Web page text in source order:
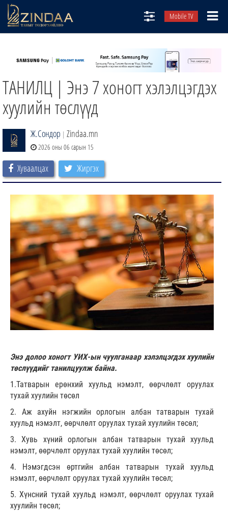
Mobile TV
ТВ8
ӨГЛӨӨНИЙ СОНИН
АУДИО ЗОХИОЛ
ЗИНДАА СЭТГҮҮЛ
ТАНИЛЦ | Энэ 7 хоногт хэлэлцэгдэх
хуулийн төслүүд
Ж.Сондор | Zindaa.mn
2026 оны 06 сарын 15
Хуваалцах Жиргэх
Энэ долоо хоногт УИХ-ын чуулганаар хэлэлцэгдэх хуулийн
төслүүдийг танилцуулж байна.
1.Татварын ерөнхий хуульд нэмэлт, өөрчлөлт оруулах
тухай хуулийн төсөл
2. Аж ахуйн нэгжийн орлогын албан татварын тухай
хуульд нэмэлт, өөрчлөлт оруулах тухай хуулийн төсөл;
3. Хувь хүний орлогын албан татварын тухай хуульд
нэмэлт, өөрчлөлт оруулах тухай хуулийн төсөл;
4. Нэмэгдсэн өртгийн албан татварын тухай хуульд
нэмэлт, өөрчлөлт оруулах тухай хуулийн төсөл;
5. Хүнсний тухай хуульд нэмэлт, өөрчлөлт оруулах тухай
хуулийн төсөл;